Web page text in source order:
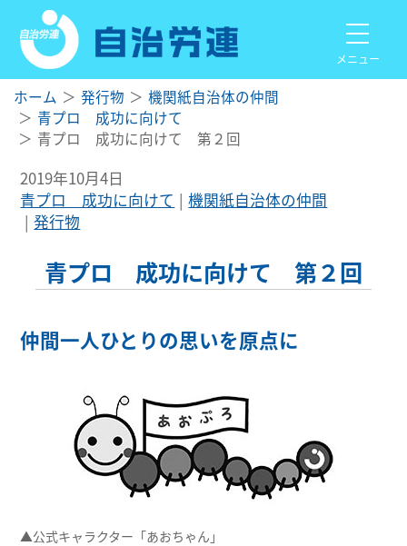
メニュー
ホーム 発行物
機関紙自治体の仲間
青プロ 成功に向けて
青プロ 成功に向けて 第２回
2019年10月4日
青プロ 成功に向けて
機関紙自治体の仲間
発行物
青プロ 成功に向けて 第２回
仲間一人ひとりの思いを原点に
▲公式キャラクター「あおちゃん」